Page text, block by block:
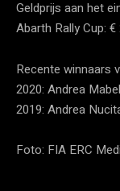
Geldprijs aan het
Abarth Rally Cup: €
Recente winnaars
2020: Andrea
2019: Andrea
Foto: FIA ERC